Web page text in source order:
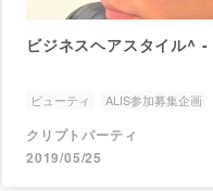
ビジネスヘアスタイル^ -
ビューティ ALIS参加募集企画
topic-beauty
クリプトパーティ
2019/05/25